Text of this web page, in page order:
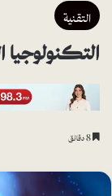
التقنية
التكنولوجيا